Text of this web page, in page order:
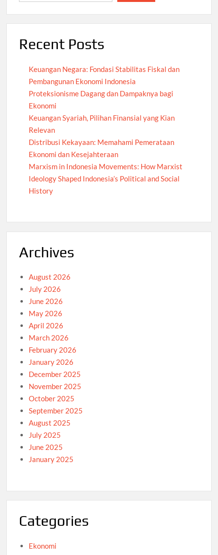
Recent Posts
Keuangan Negara: Fondasi Stabilitas Fiskal dan
Pembangunan Ekonomi Indonesia
Proteksionisme Dagang dan Dampaknya bagi
Ekonomi
Keuangan Syariah, Pilihan Finansial yang Kian
Relevan
Distribusi Kekayaan: Memahami Pemerataan
Ekonomi dan Kesejahteraan
Marxism in Indonesia Movements: How Marxist
Ideology Shaped Indonesia’s Political and Social
History
Archives
August 2026
July 2026
June 2026
May 2026
April 2026
March 2026
February 2026
January 2026
December 2025
November 2025
October 2025
September 2025
August 2025
July 2025
June 2025
January 2025
Categories
Ekonomi